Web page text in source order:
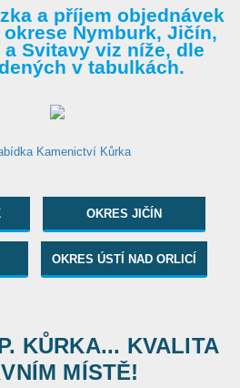
a příjem objednávek
Nymburk, Jičín,
Svitavy viz níže, dle
v tabulkách.
OKRES JIČÍN
OKRES ÚSTÍ NAD ORLICÍ
KŮRKA... KVALITA
MÍSTĚ!